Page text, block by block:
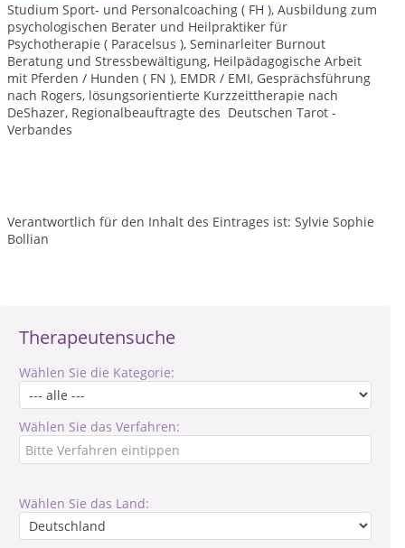
Therapeutensuche
Wählen Sie die Kategorie:
Wählen Sie das Verfahren:
Wählen Sie das Land:
Studium Sport- und Personalcoaching ( FH ), Ausbildung zum
psychologischen Berater und Heilpraktiker für
Psychotherapie ( Paracelsus ), Seminarleiter Burnout
Beratung und Stressbewältigung, Heilpädagogische Arbeit
mit Pferden / Hunden ( FN ), EMDR / EMI, Gesprächsführung
nach Rogers, lösungsorientierte Kurzzeittherapie nach
DeShazer, Regionalbeauftragte des Deutschen Tarot -
Verbandes
Verantwortlich für den Inhalt des Eintrages ist: Sylvie Sophie
Bollian